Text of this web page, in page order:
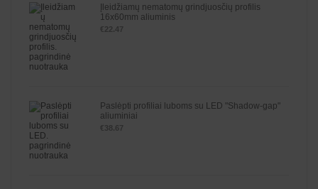
Įleidžiamų nematomų grindjuosčių profilis
16x60mm aliuminis
€ 22.47
Paslėpti profiliai luboms su LED "Shadow-gap"
aliuminiai
€ 38.67